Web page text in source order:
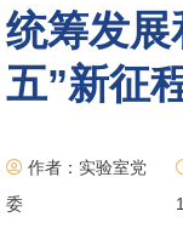
统筹发展
五”新征
作者：实验室党
委